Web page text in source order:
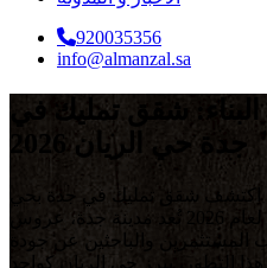
920035356
info@almanzal.sa
شقق تمليك في
جدة حي الريان 2026
اكتشف شقق تمليك في جدة بحي
الريان مع تمليك المنزل العقارية لعام 2026 تُعد مدينة جدة، عروس
المستثمرين والباحثين عن جودة
التطور، يبرز حي الريان كواحد